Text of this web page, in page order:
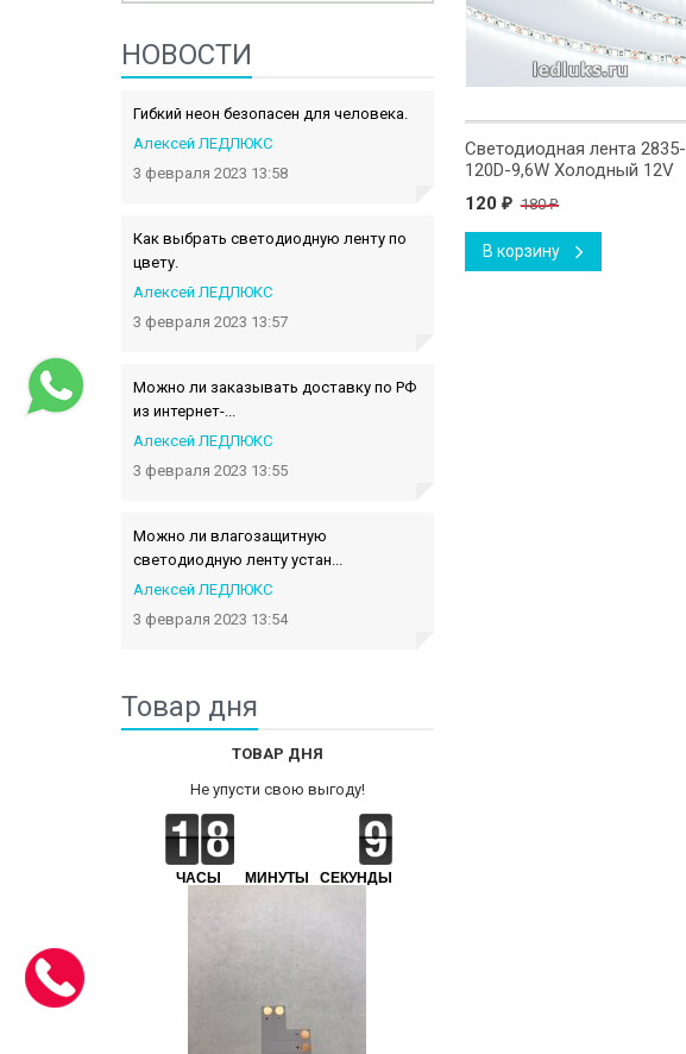
НОВОСТИ
Гибкий неон безопасен для человека.
Алексей ЛЕДЛЮКС
3 февраля 2023 13:58
Как выбрать светодиодную ленту по
цвету.
Алексей ЛЕДЛЮКС
3 февраля 2023 13:57
Можно ли заказывать доставку по РФ
из интернет-...
Алексей ЛЕДЛЮКС
3 февраля 2023 13:55
Можно ли влагозащитную
светодиодную ленту устан...
Алексей ЛЕДЛЮКС
3 февраля 2023 13:54
Товар дня
ТОВАР ДНЯ
Не упусти свою выгоду!
ЧАСЫ МИНУТЫ СЕКУНДЫ
лента 5050-
Светодиодная лента 5050-
60D-14,4W Зелёный 12V
В корзину
Светодиодная лента 2835-
120D-9,6W Холодный 12V
120 ₽ 180₽
В корзину